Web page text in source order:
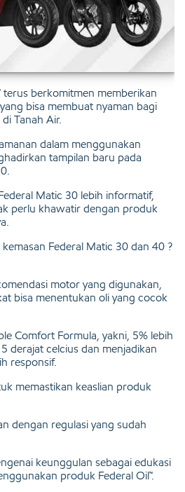
terus berkomitmen memberikan
bisa membuat nyaman bagi
Tanah Air.
dalam menggunakan
tampilan baru pada
Matic 30 lebih informatif,
perlu khawatir dengan produk
Federal Matic 30 dan 40 ?
motor yang digunakan,
bisa menentukan oli yang cocok
Comfort Formula, yakni, 5% lebih
derajat celcius dan menjadikan
responsif.
memastikan keaslian produk
dengan regulasi yang sudah
keunggulan sebagai edukasi
produk Federal Oil™.